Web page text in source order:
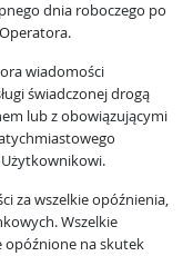
dnia roboczego po
wiadomości
świadczonej drogą
lub z obowiązującymi
Użytkownikowi.
za wszelkie opóźnienia,
Wszelkie
opóźnione na skutek